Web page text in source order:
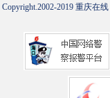
Copyright.2002-2019 重庆在线